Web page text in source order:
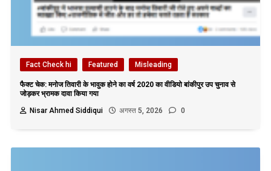
Fact Check hi Featured Misleading
फैक्ट चेक: मनोज तिवारी के भावुक होने का वर्ष 2020 का वीडियो बांकीपुर उप चुनाव से
जोड़कर भ्रामक दावा किया गया
Nisar Ahmed Siddiqui
अगस्त 5, 2026 0